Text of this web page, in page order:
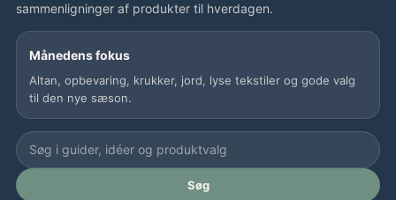
sammenligninger af produkter til hverdagen.
Månedens fokus
Altan, opbevaring, krukker, jord, lyse tekstiler og gode valg
til den nye sæson.
Søg